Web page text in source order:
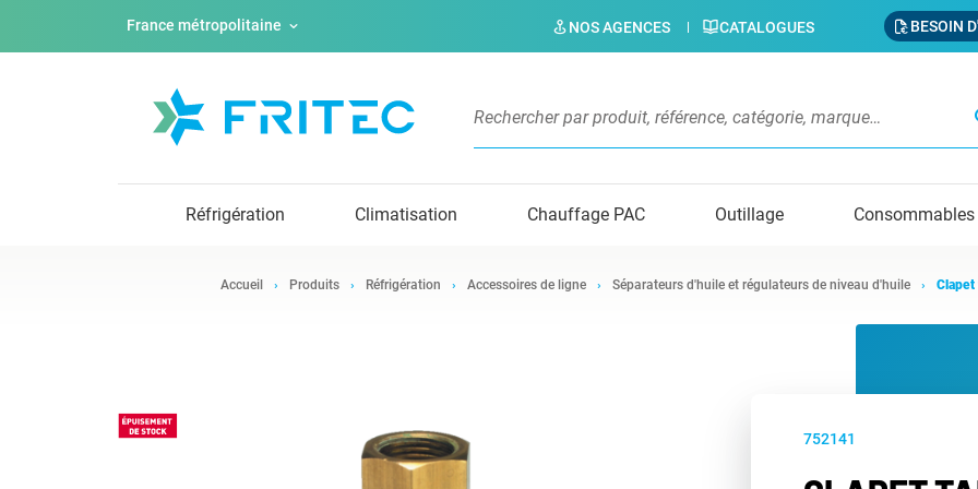
France métropolitaine NOS AGENCES CATALOGUES BESOIN
Réfrigération Climatisation Chauffage PAC Outillage Consommables
Accueil Produits Réfrigération Accessoires de ligne Séparateurs d'huile et régulateurs de niveau d'huile
752141